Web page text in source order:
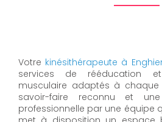
Votre kinésithérapeute à
services de rééducation
musculaire adaptés à
savoir-faire reconnu et
professionnelle par une équipe